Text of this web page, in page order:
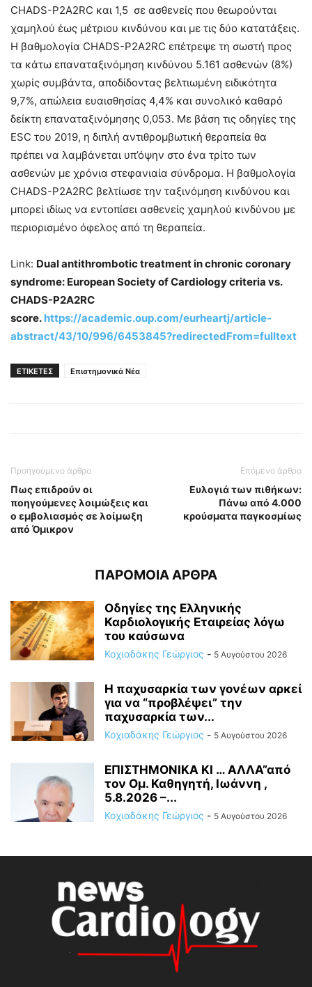
CHADS-P2A2RC και 1,5 σε ασθενείς που θεωρούνται
χαμηλού έως μέτριου κινδύνου και με τις δύο κατατάξεις.
Η βαθμολογία CHADS-P2A2RC επέτρεψε τη σωστή προς
τα κάτω επαναταξινόμηση κινδύνου 5.161 ασθενών (8%)
χωρίς συμβάντα, αποδίδοντας βελτιωμένη ειδικότητα
9,7%, απώλεια ευαισθησίας 4,4% και συνολικό καθαρό
δείκτη επαναταξινόμησης 0,053. Με βάση τις οδηγίες της
ESC του 2019, η διπλή αντιθρομβωτική θεραπεία θα
πρέπει να λαμβάνεται υπ’όψην στο ένα τρίτο των
ασθενών με χρόνια στεφανιαία σύνδρομα. Η βαθμολογία
CHADS-P2A2RC βελτίωσε την ταξινόμηση κινδύνου και
μπορεί ιδίως να εντοπίσει ασθενείς χαμηλού κινδύνου με
περιορισμένο όφελος από τη θεραπεία.
Link: Dual antithrombotic treatment in chronic coronary
syndrome: European Society of Cardiology criteria vs.
CHADS-P2A2RC
score. https://academic.oup.com/eurheartj/article-
abstract/43/10/996/6453845?redirectedFrom=fulltext
ΕΤΙΚΕΤΕΣ Επιστημονικά Νέα
Προηγούμενο άρθρο
Πως επιδρούν οι
ποηγούμενες λοιμώξεις και
ο εμβολιασμός σε λοίμωξη
από Όμικρον
Επόμενο άρθρο
Ευλογιά των πιθήκων:
Πάνω από 4.000
κρούσματα παγκοσμίως
ΠΑΡΟΜΟΙΑ ΑΡΘΡΑ
Οδηγίες της Ελληνικής
Καρδιολογικής Εταιρείας λόγω
του καύσωνα
Κοχιαδάκης Γεώργιος - 5 Αυγούστου 2026
Η παχυσαρκία των γονέων αρκεί
για να “προβλέψει” την
παχυσαρκία των...
Κοχιαδάκης Γεώργιος - 5 Αυγούστου 2026
ΕΠΙΣΤΗΜΟΝΙΚΑ ΚΙ … ΑΛΛΑ”από
τον Ομ. Καθηγητή, Ιωάννη ,
5.8.2026 –...
Κοχιαδάκης Γεώργιος - 5 Αυγούστου 2026